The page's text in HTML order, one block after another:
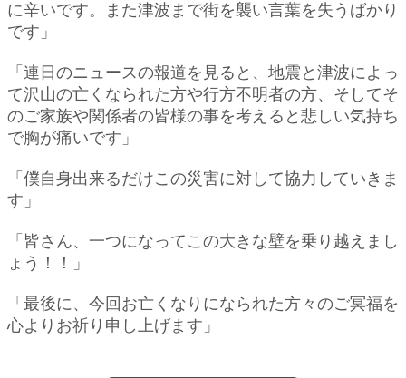
に辛いです。また津波まで街を襲い言葉を失うばかり
です」
「連日のニュースの報道を見ると、地震と津波によっ
て沢山の亡くなられた方や行方不明者の方、そしてそ
のご家族や関係者の皆様の事を考えると悲しい気持ち
で胸が痛いです」
「僕自身出来るだけこの災害に対して協力していきま
す」
「皆さん、一つになってこの大きな壁を乗り越えまし
ょう！！」
「最後に、今回お亡くなりになられた方々のご冥福を
心よりお祈り申し上げます」